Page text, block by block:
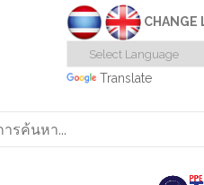
CHANGE
Translate